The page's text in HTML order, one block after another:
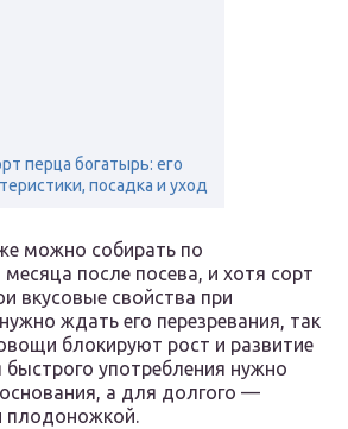
перца богатырь: его
посадка и уход
можно собирать по
после посева, и хотя сорт
вкусовые свойства при
ждать его перезревания, так
блокируют рост и развитие
употребления нужно
основания, а для долгого —
плодоножкой.